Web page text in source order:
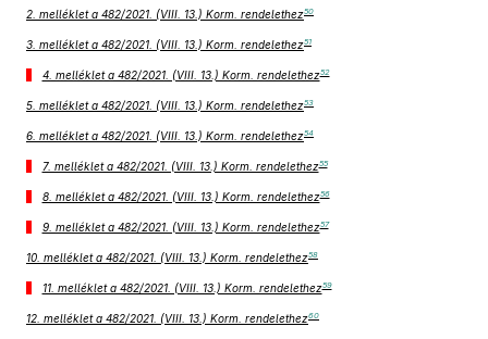
2. melléklet a 482/2021. (VIII. 13.) Korm. rendelethez50
3. melléklet a 482/2021. (VIII. 13.) Korm. rendelethez51
4. melléklet a 482/2021. (VIII. 13.) Korm. rendelethez52
5. melléklet a 482/2021. (VIII. 13.) Korm. rendelethez53
6. melléklet a 482/2021. (VIII. 13.) Korm. rendelethez54
7. melléklet a 482/2021. (VIII. 13.) Korm. rendelethez55
8. melléklet a 482/2021. (VIII. 13.) Korm. rendelethez56
9. melléklet a 482/2021. (VIII. 13.) Korm. rendelethez57
10. melléklet a 482/2021. (VIII. 13.) Korm. rendelethez58
11. melléklet a 482/2021. (VIII. 13.) Korm. rendelethez59
12. melléklet a 482/2021. (VIII. 13.) Korm. rendelethez60